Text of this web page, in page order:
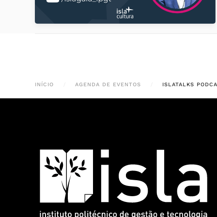
INÍCIO AGENDA DE EVENTOS ISLATALKS